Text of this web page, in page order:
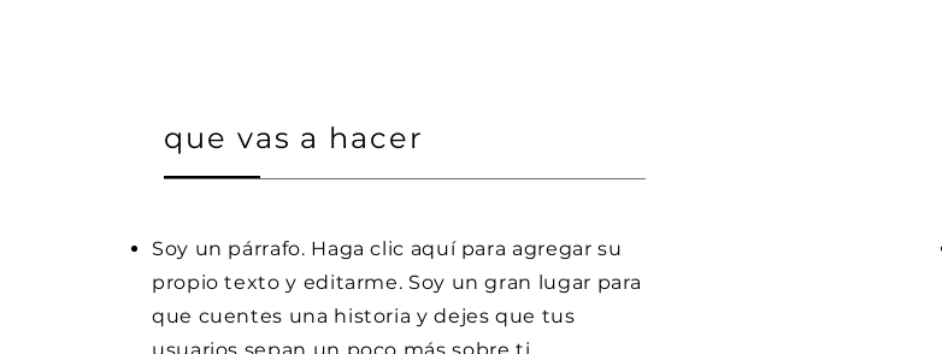
que vas a hacer
Soy un párrafo. Haga clic aquí para agregar su
propio texto y editarme. Soy un gran lugar para
que cuentes una historia y dejes que tus